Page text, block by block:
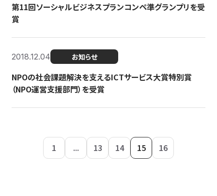
第11回ソーシャルビジネスプランコンペ準グランプリを受
賞
2018.12.04 お知らせ
NPOの社会課題解決を支えるICTサービス大賞特別賞
（NPO運営支援部門）を受賞
1 ... 13 14 15 16